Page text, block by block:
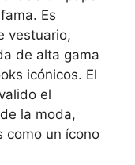
Es
vestuario,
de alta gama
icónicos. El
el
la moda,
como un ícono